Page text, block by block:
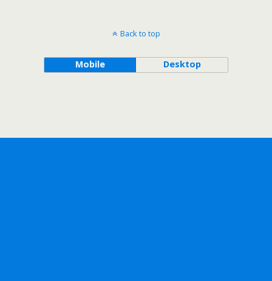
Back to top
Mobile Desktop